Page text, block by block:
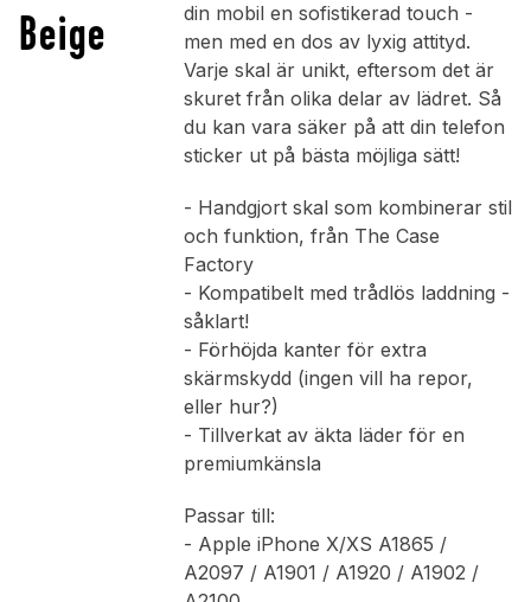
Beige
din mobil en sofistikerad touch -
men med en dos av lyxig attityd.
Varje skal är unikt, eftersom det är
skuret från olika delar av lädret. Så
du kan vara säker på att din telefon
sticker ut på bästa möjliga sätt!
- Handgjort skal som kombinerar stil
och funktion, från The Case
Factory
- Kompatibelt med trådlös laddning -
såklart!
- Förhöjda kanter för extra
skärmskydd (ingen vill ha repor,
eller hur?)
- Tillverkat av äkta läder för en
premiumkänsla
Passar till:
- Apple iPhone X/XS A1865 /
A2097 / A1901 / A1920 / A1902 /